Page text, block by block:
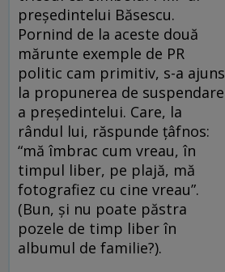
preşedintelui Băsescu.
Pornind de la aceste două
mărunte exemple de PR
politic cam primitiv, s-a ajuns
la propunerea de suspendare
a preşedintelui. Care, la
rândul lui, răspunde ţâfnos:
“mă îmbrac cum vreau, în
timpul liber, pe plajă, mă
fotografiez cu cine vreau”.
(Bun, şi nu poate păstra
pozele de timp liber în
albumul de familie?).